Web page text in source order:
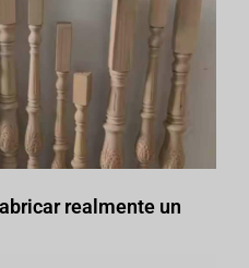
realmente un